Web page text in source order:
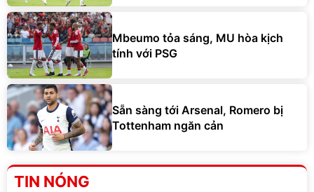
Mbeumo tỏa sáng, MU hòa kịch
tính với PSG
Sẵn sàng tới Arsenal, Romero bị
Tottenham ngăn cản
TIN NÓNG